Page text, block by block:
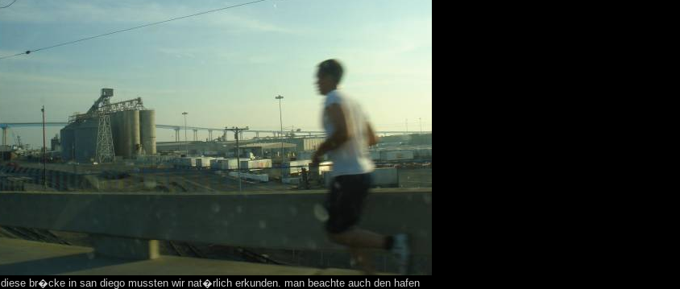
diese br�cke in san diego mussten wir nat�rlich erkunden. man beachte auch den hafen